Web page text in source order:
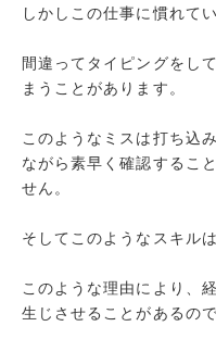
しかしこの仕事に慣れて
間違ってタイピングをし
まうことがあります。
このようなミスは打ち込
ながら素早く確認するこ
せん。
そしてこのようなスキル
このような理由により、
生じさせることがあるので